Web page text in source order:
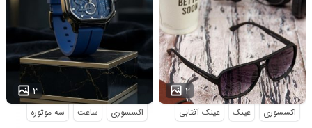
۳
اکسسوری ساعت سه موتوره
۲ ...
اکسسوری عینک عینک آفتابی